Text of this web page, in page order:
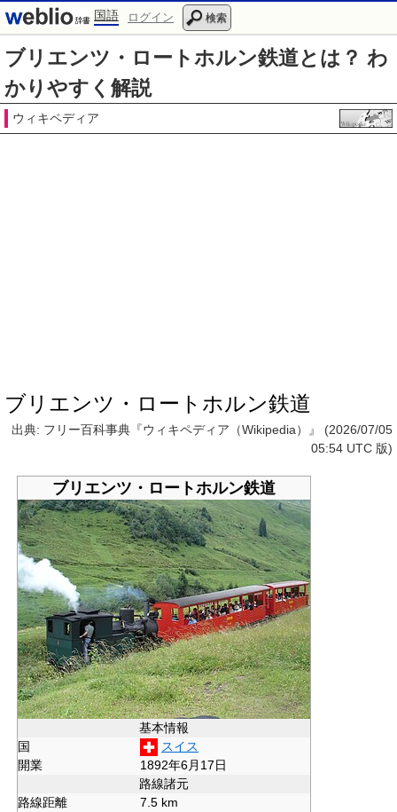
国語 ログイン 検索
ブリエンツ・ロートホルン鉄道とは？ わ
かりやすく解説
ウィキペディア
ブリエンツ・ロートホルン鉄道
出典: フリー百科事典『ウィキペディア（Wikipedia）』 (2026/07/05
05:54 UTC 版)
ブリエンツ・ロートホルン鉄道
基本情報
国
スイス
開業
1892年6月17日
路線諸元
路線距離
7.5 km